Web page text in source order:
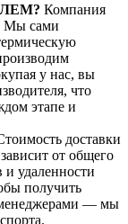
Компания
Мы сами
у нас, вы
что
этапе и
доставки
от общего
и удаленности
получить
менеджерами — мы